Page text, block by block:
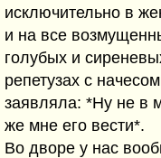
исключительно в
и на все
голубых и
репетузах с
заявляла: *Ну не в
же мне его вести*.
Во дворе у нас